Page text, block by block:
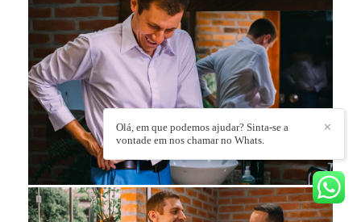
✕
Olá, em que podemos ajudar? Sinta-se a
vontade em nos chamar no Whats.